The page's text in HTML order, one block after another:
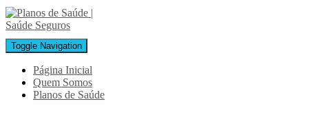
Toggle Navigation
Página Inicial
Quem Somos
Planos de Saúde